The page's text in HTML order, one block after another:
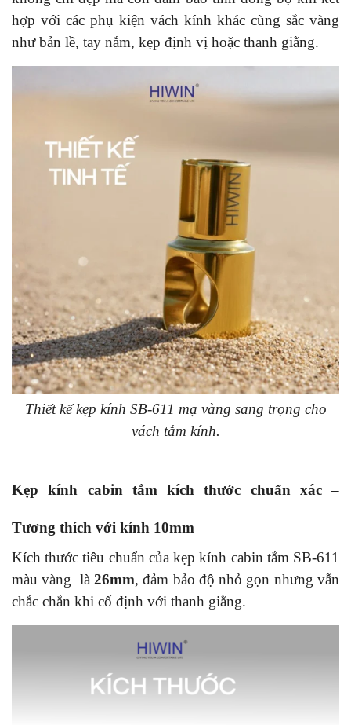
hợp với các phụ kiện vách kính khác cùng sắc vàng
như bản lề, tay nắm, kẹp định vị hoặc thanh giằng.
Thiết kế kẹp kính SB-611 mạ vàng sang trọng cho
vách tắm kính.
Kẹp kính cabin tắm kích thước chuẩn xác –
Tương thích với kính 10mm
Kích thước tiêu chuẩn của kẹp kính cabin tắm SB-611
màu vàng là26mm, đảm bảo độ nhỏ gọn nhưng vẫn
chắc chắn khi cố định với thanh giằng.